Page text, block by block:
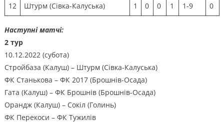
12 Штурм (Сівка-Калуська) 1 0 0 1 1-9 0
Наступні матчі:
2 тур
10.12.2022 (субота)
Стройбаза (Калуш) – Штурм (Сівка-Калуська)
ФК Станькова – ФК 2017 (Брошнів-Осада)
Гата (Калуш) – ФК Брошнів (Брошнів-Осада)
Орандж (Калуш) – Сокіл (Голинь)
ФК Перекоси – ФК Тужилів